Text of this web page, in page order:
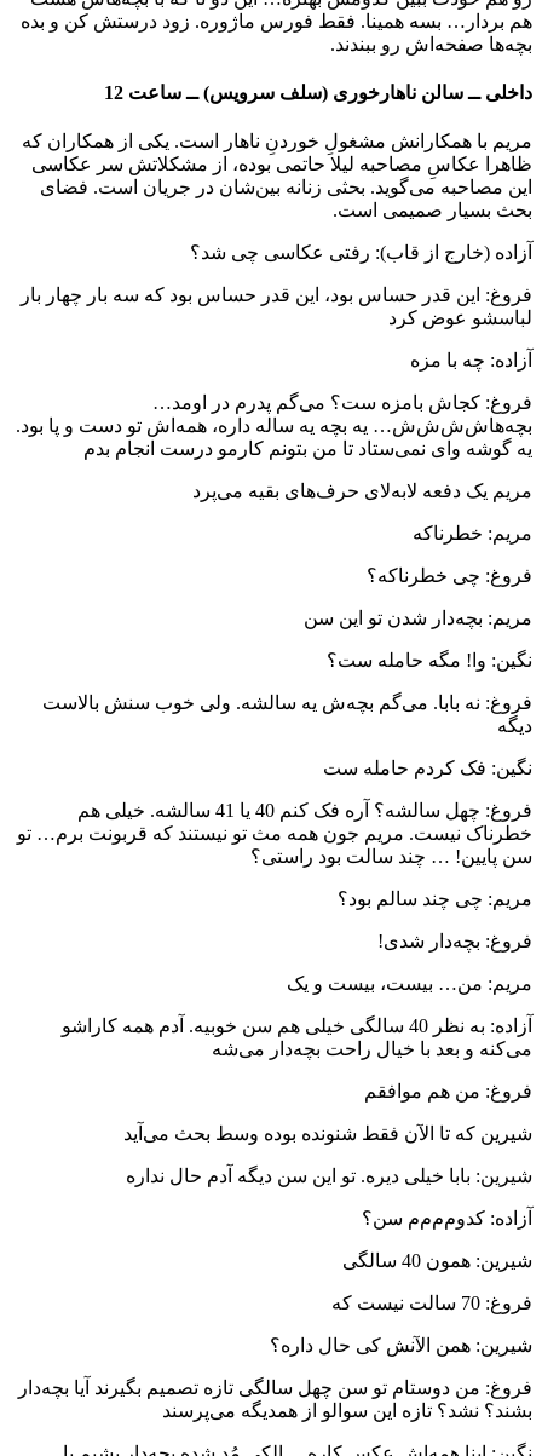
هم بردار… بسه همینا. فقط فورس ماژوره. زود درستش کن و بده
بچه‌ها صفحه‌اش رو ببندند.
داخلی ــ سالن ناهارخوری (سلف سرویس) ــ ساعت 12
مریم با همکارانش مشغولِ خوردنِ ناهار است. یکی از همکاران که
ظاهرا عکاسِ مصاحبه لیلا حاتمی بوده، از مشکلاتش سر عکاسی
این مصاحبه می‌گوید. بحثی زنانه بین‌شان در جریان است. فضای
بحث بسیار صمیمی است.
آزاده (خارج از قاب): رفتی عکاسی چی شد؟
فروغ: این قدر حساس بود، این قدر حساس بود که سه بار چهار بار
لباسشو عوض کرد
آزاده: چه با مزه
فروغ: کجاش بامزه ست؟ می‌گم پدرم در اومد…
بچه‌هاش‌ش‌ش‌ش… یه بچه یه ساله داره، همه‌اش تو دست و پا بود.
یه گوشه وای نمی‌ستاد تا من بتونم کارمو درست انجام بدم
مریم یک دفعه لابه‌لای حرف‌های بقیه می‌پرد
مریم: خطرناکه
فروغ: چی خطرناکه؟
مریم: بچه‌دار شدن تو این سن
نگین: وا! مگه حامله ست؟
فروغ: نه بابا. می‌گم بچه‌ش یه سالشه. ولی خوب سنش بالاست
دیگه
نگین: فک کردم حامله ست
فروغ: چهل سالشه؟ آره فک کنم 40 یا 41 سالشه. خیلی هم
خطرناک نیست. مریم جون همه مث تو نیستند که قربونت برم… تو
سن پایین! … چند سالت بود راستی؟
مریم: چی چند سالم بود؟
فروغ: بچه‌دار شدی!
مریم: من… بیست، بیست و یک
آزاده: به نظر 40 سالگی خیلی هم سن خوبیه. آدم همه کاراشو
می‌کنه و بعد با خیال راحت بچه‌دار می‌شه
فروغ: من هم موافقم
شیرین که تا الآن فقط شنونده بوده وسط بحث می‌آید
شیرین: بابا خیلی دیره. تو این سن دیگه آدم حال نداره
آزاده: کدوم‌م‌م‌م سن؟
شیرین: همون 40 سالگی
فروغ: 70 سالت نیست که
شیرین: همن الآنش کی حال داره؟
فروغ: من دوستام تو سن چهل سالگی تازه تصمیم بگیرند آیا بچه‌دار
بشند؟ نشد؟ تازه این سوالو از همدیگه می‌پرسند